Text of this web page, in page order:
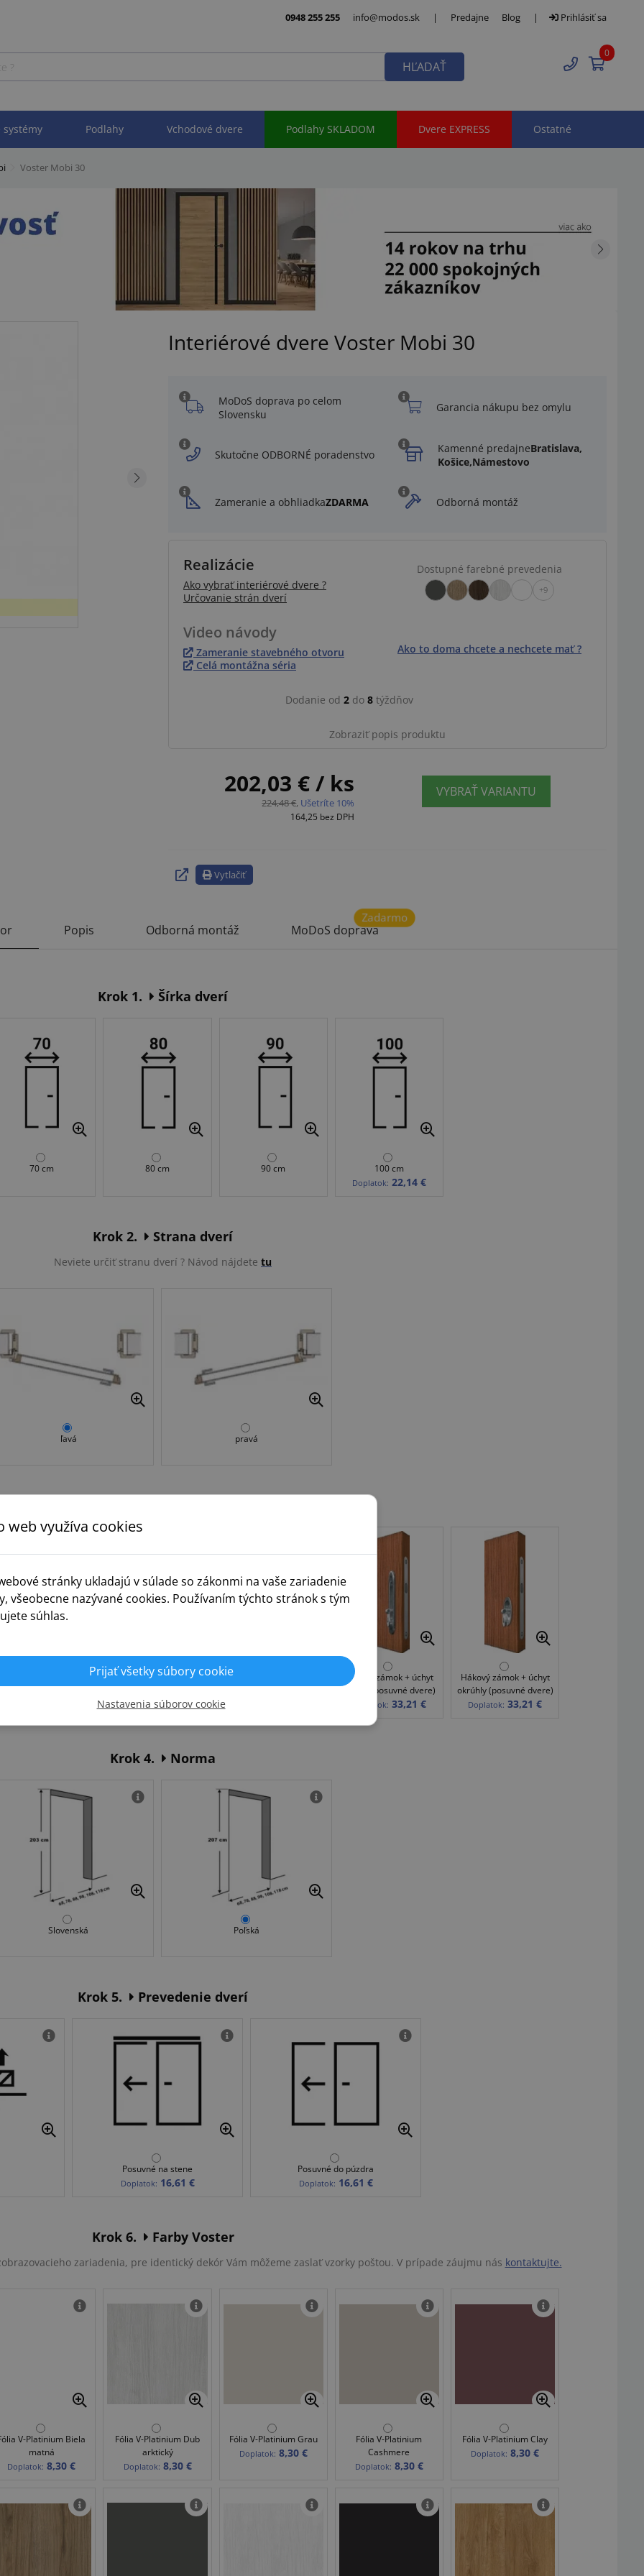
0948 255 255 info@modos.sk | Predajne Blog | Prihlásiť sa
HĽADAŤ
0
systémy Podlahy Vchodové dvere Podlahy SKLADOM Dvere EXPRESS Ostatné
Voster Mobi 30
Interiérové dvere Voster Mobi 30
MoDoS doprava po celom
Slovensku
Garancia nákupu bez omylu
Skutočne ODBORNÉ poradenstvo Kamenné predajneBratislava,
Košice,Námestovo
Zameranie a obhliadkaZDARMA Odborná montáž
Realizácie
Ako vybrať interiérové dvere ?
Určovanie strán dverí
Dostupné farebné prevedenia
+9
Video návody
Zameranie stavebného otvoru
Celá montážna séria
Ako to doma chcete a nechcete mať ?
Dodanie od 2 do 8 týždňov
Zobraziť popis produktu
202,03 € / ks
224,48 €, Ušetríte 10%
164,25 bez DPH
VYBRAŤ VARIANTU
Vytlačiť
Popis Odborná montáž
Zadarmo
MoDoS doprava
Krok 1. Šírka dverí
70 cm 80 cm 90 cm 100 cm
Doplatok: 22,14 €
Krok 2. Strana dverí
Neviete určiť stranu dverí ? Návod nájdete tu
ľavá pravá
Bez otvoru
Bez hákového zámku
(posuvné dvere)
Hákový zámok + úchyt
oválny (posuvné dvere)
Doplatok: 33,21 €
Hákový zámok + úchyt
okrúhly (posuvné dvere)
Doplatok: 33,21 €
Krok 4. Norma
Slovenská Poľská
Krok 5. Prevedenie dverí
Posuvné na stene
Doplatok: 16,61 €
Posuvné do púzdra
Doplatok: 16,61 €
Krok 6. Farby Voster
zariadenia, pre identický dekór Vám môžeme zaslať vzorky poštou. V prípade záujmu nás kontaktujte.
V-Platinium Biela
matná
Doplatok: 8,30 €
Fólia V-Platinium Dub
arktický
Doplatok: 8,30 €
Fólia V-Platinium Grau
Doplatok: 8,30 €
Fólia V-Platinium
Cashmere
Doplatok: 8,30 €
Fólia V-Platinium Clay
Doplatok: 8,30 €
web využíva cookies
stránky ukladajú v súlade so zákonmi na vaše zariadenie
všeobecne nazývané cookies. Používaním týchto stránok s tým
súhlas.
Prijať všetky súbory cookie
Nastavenia súborov cookie